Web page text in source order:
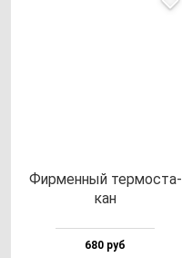
Фир­мен­ный тер­мос­та­
кан
680 руб